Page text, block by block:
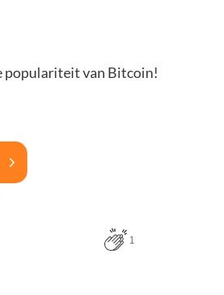
populariteit van Bitcoin!
1